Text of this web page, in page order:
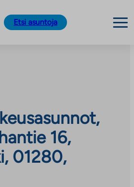
Etsi asuntoja
16,
01280,